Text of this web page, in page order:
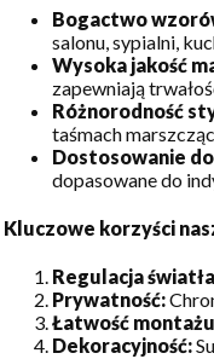
Bogactwo
salonu, sypialni,
Wysoka jakość
zapewniają
Różnorodność
taśmach
Dostosowanie
dopasowane do
Kluczowe korzyści
Regulacja
Prywatność:
Łatwość
Dekoracyjność: